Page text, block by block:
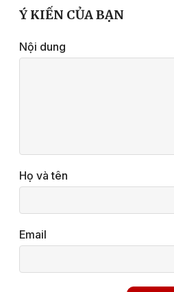
Ý KIẾN CỦA BẠN
Nội dung
Họ và tên
Email